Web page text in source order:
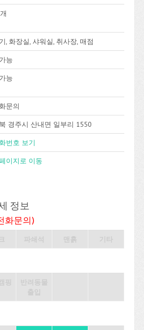
, 화장실, 샤워실, 취사장, 매점
능
능
문의
경주시 산내면 일부리 1550
번호 보기
이지로 이동
정보
화문의)